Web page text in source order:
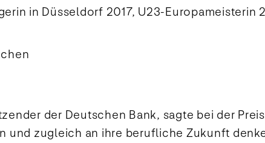
in Düsseldorf 2017, U23-Europameisterin
der Deutschen Bank, sagte bei der
und zugleich an ihre berufliche Zukunft